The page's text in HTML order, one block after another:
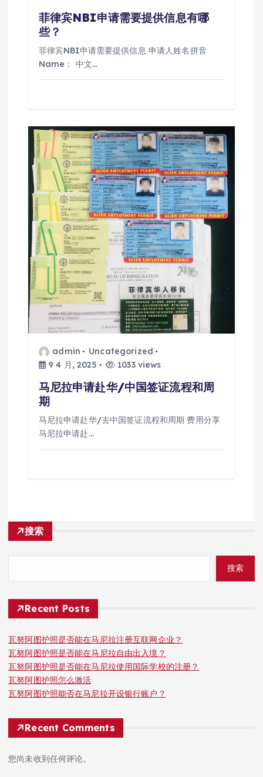
菲律宾NBI申请需要提供信息有哪
些？
菲律宾NBI申请需要提供信息 申请人姓名拼音
Name： 中文…
admin
Uncategorized
9 4 月, 2025
1033 views
马尼拉申请赴华/中国签证流程和周
期
马尼拉申请赴华/去中国签证流程和周期 费用分享
马尼拉申请赴…
搜索
搜索
Recent Posts
瓦努阿图护照是否能在马尼拉注册互联网企业？
瓦努阿图护照是否能在马尼拉自由出入境？
瓦努阿图护照是否能在马尼拉使用国际学校的注册？
瓦努阿图护照怎么激活
瓦努阿图护照能否在马尼拉开设银行账户？
Recent Comments
您尚未收到任何评论。